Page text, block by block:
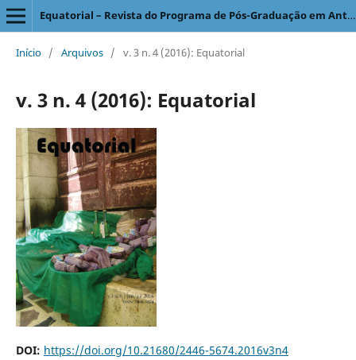
Equatorial – Revista do Programa de Pós-Graduação em Antropologia Social
Início / Arquivos / v. 3 n. 4 (2016): Equatorial
v. 3 n. 4 (2016): Equatorial
DOI: https://doi.org/10.21680/2446-5674.2016v3n4